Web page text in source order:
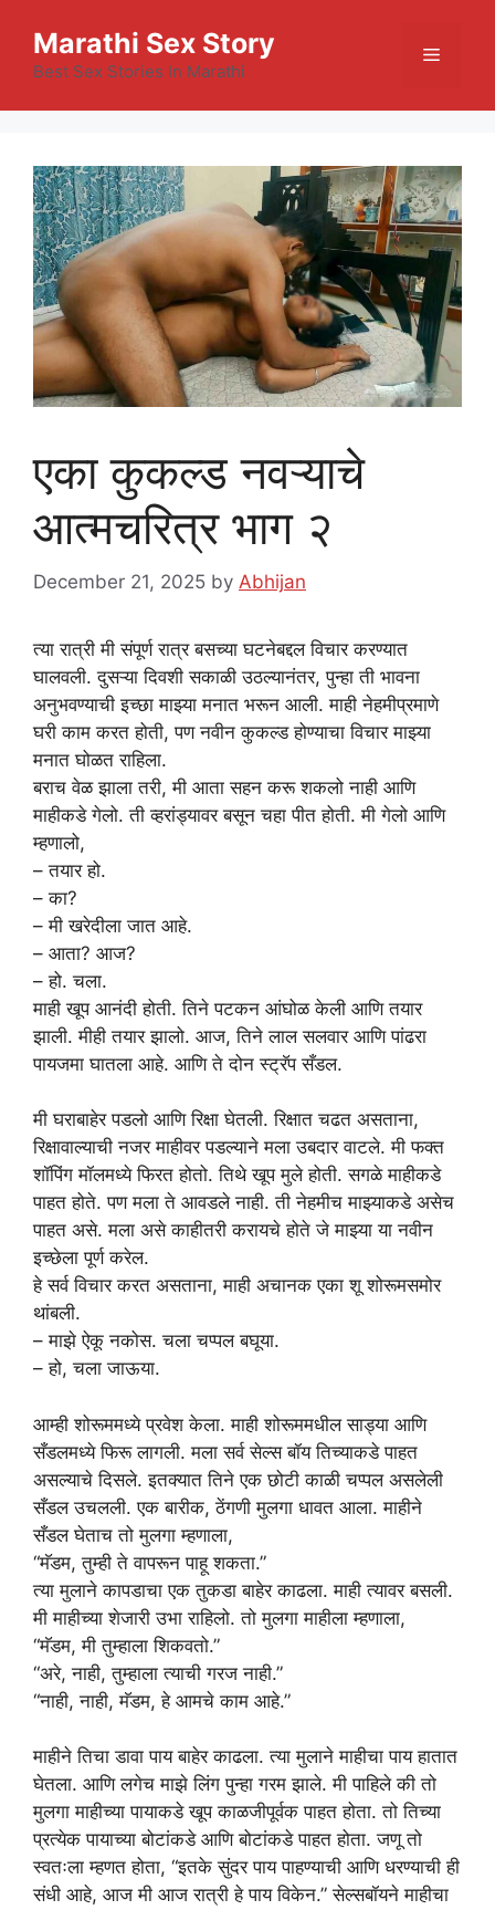
content
Marathi Sex Story
Best Sex Stories In Marathi
Menu
एका कुकल्ड नवऱ्याचे
आत्मचरित्र भाग २
December 21, 2025 by Abhijan
त्या रात्री मी संपूर्ण रात्र बसच्या घटनेबद्दल विचार करण्यात
घालवली. दुसऱ्या दिवशी सकाळी उठल्यानंतर, पुन्हा ती भावना
अनुभवण्याची इच्छा माझ्या मनात भरून आली. माही नेहमीप्रमाणे
घरी काम करत होती, पण नवीन कुकल्ड होण्याचा विचार माझ्या
मनात घोळत राहिला.
बराच वेळ झाला तरी, मी आता सहन करू शकलो नाही आणि
माहीकडे गेलो. ती व्हरांड्यावर बसून चहा पीत होती. मी गेलो आणि
म्हणालो,
– तयार हो.
– का?
– मी खरेदीला जात आहे.
– आता? आज?
– हो. चला.
माही खूप आनंदी होती. तिने पटकन आंघोळ केली आणि तयार
झाली. मीही तयार झालो. आज, तिने लाल सलवार आणि पांढरा
पायजमा घातला आहे. आणि ते दोन स्ट्रॅप सँडल.
मी घराबाहेर पडलो आणि रिक्षा घेतली. रिक्षात चढत असताना,
रिक्षावाल्याची नजर माहीवर पडल्याने मला उबदार वाटले. मी फक्त
शॉपिंग मॉलमध्ये फिरत होतो. तिथे खूप मुले होती. सगळे माहीकडे
पाहत होते. पण मला ते आवडले नाही. ती नेहमीच माझ्याकडे असेच
पाहत असे. मला असे काहीतरी करायचे होते जे माझ्या या नवीन
इच्छेला पूर्ण करेल.
हे सर्व विचार करत असताना, माही अचानक एका शू शोरूमसमोर
थांबली.
– माझे ऐकू नकोस. चला चप्पल बघूया.
– हो, चला जाऊया.
आम्ही शोरूममध्ये प्रवेश केला. माही शोरूममधील साड्या आणि
सँडलमध्ये फिरू लागली. मला सर्व सेल्स बॉय तिच्याकडे पाहत
असल्याचे दिसले. इतक्यात तिने एक छोटी काळी चप्पल असलेली
सँडल उचलली. एक बारीक, ठेंगणी मुलगा धावत आला. माहीने
सँडल घेताच तो मुलगा म्हणाला,
“मॅडम, तुम्ही ते वापरून पाहू शकता.”
त्या मुलाने कापडाचा एक तुकडा बाहेर काढला. माही त्यावर बसली.
मी माहीच्या शेजारी उभा राहिलो. तो मुलगा माहीला म्हणाला,
“मॅडम, मी तुम्हाला शिकवतो.”
“अरे, नाही, तुम्हाला त्याची गरज नाही.”
“नाही, नाही, मॅडम, हे आमचे काम आहे.”
माहीने तिचा डावा पाय बाहेर काढला. त्या मुलाने माहीचा पाय हातात
घेतला. आणि लगेच माझे लिंग पुन्हा गरम झाले. मी पाहिले की तो
मुलगा माहीच्या पायाकडे खूप काळजीपूर्वक पाहत होता. तो तिच्या
प्रत्येक पायाच्या बोटांकडे आणि बोटांकडे पाहत होता. जणू तो
स्वतःला म्हणत होता, “इतके सुंदर पाय पाहण्याची आणि धरण्याची ही
संधी आहे, आज मी आज रात्री हे पाय विकेन.” सेल्सबॉयने माहीचा